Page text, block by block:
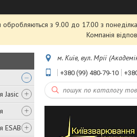
з 9.00 до 17.00 з
Компанія
Jasic
ESAB
м. Київ, вул. Мрії
+380 (99) 480-79-10